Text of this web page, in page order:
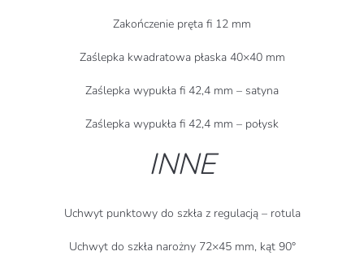
Zakończenie pręta fi 12 mm
Zaślepka kwadratowa płaska 40×40 mm
Zaślepka wypukła fi 42,4 mm – satyna
Zaślepka wypukła fi 42,4 mm – połysk
INNE
Uchwyt punktowy do szkła z regulacją – rotula
Uchwyt do szkła narożny 72×45 mm, kąt 90°